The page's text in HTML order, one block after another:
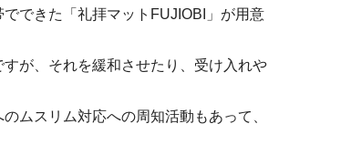
できた「礼拝マットFUJIOBI」が用意
が、それを緩和させたり、受け入れや
ムスリム対応への周知活動もあって、